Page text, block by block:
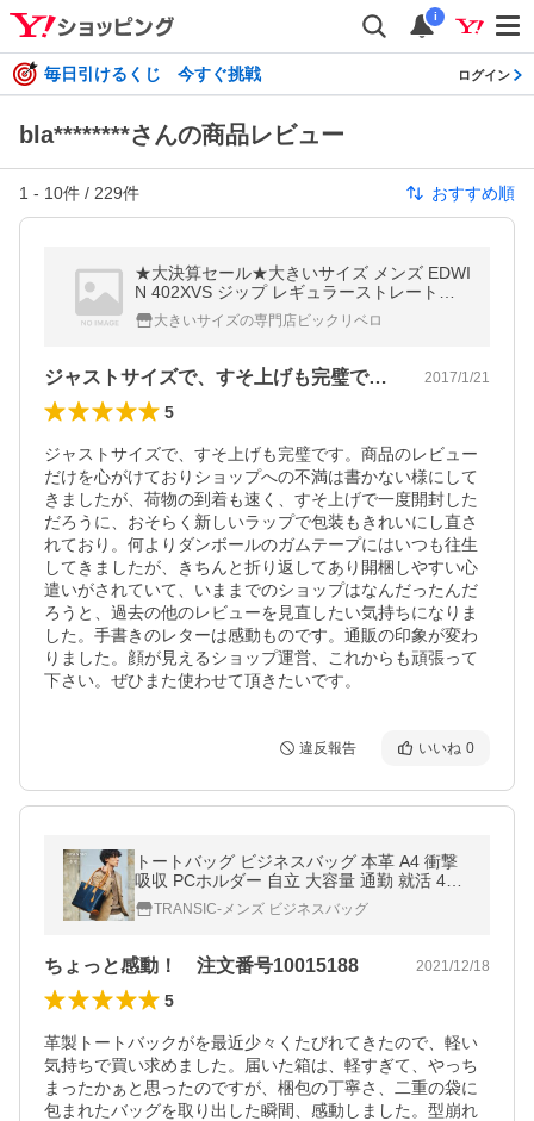
i
毎日引けるくじ 今すぐ挑戦 ログイン
bla********さんの商品レビュー
1 - 10件 / 229件 おすすめ順
★大決算セール★大きいサイズ メンズ EDWI
N 402XVS ジップ レギュラーストレートパ
ンツ ベージュ 452XVB 48 50インチ【セール
品のため返品交換不可】
大きいサイズの専門店ビックリベロ
ジャストサイズで、すそ上げも完璧です。… 2017/1/21
5
ジャストサイズで、すそ上げも完璧です。商品のレビュー
だけを心がけておりショップへの不満は書かない様にして
きましたが、荷物の到着も速く、すそ上げで一度開封した
だろうに、おそらく新しいラップで包装もきれいにし直さ
れており。何よりダンボールのガムテープにはいつも往生
してきましたが、きちんと折り返してあり開梱しやすい心
遣いがされていて、いままでのショップはなんだったんだ
ろうと、過去の他のレビューを見直したい気持ちになりま
した。手書きのレターは感動ものです。通販の印象が変わ
りました。顔が見えるショップ運営、これからも頑張って
下さい。ぜひまた使わせて頂きたいです。
違反報告 いいね 0
トートバッグ ビジネスバッグ 本革 A4 衝撃
吸収 PCホルダー 自立 大容量 通勤 就活 40
代 50代 GA204 ゴールドメン
TRANSIC-メンズ ビジネスバッグ
ちょっと感動！ 注文番号10015188 2021/12/18
5
革製トートバックがを最近少々くたびれてきたので、軽い
気持ちで買い求めました。届いた箱は、軽すぎて、やっち
まったかぁと思ったのですが、梱包の丁寧さ、二重の袋に
包まれたバッグを取り出した瞬間、感動しました。型崩れ